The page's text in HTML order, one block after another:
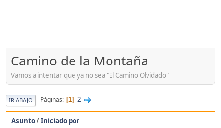
Camino de la Montaña
Vamos a intentar que ya no sea "El Camino Olvidado"
IR ABAJO Páginas 1 2
Asunto/Iniciado por